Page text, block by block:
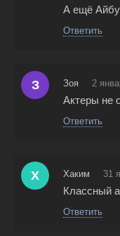
А ещё
Ответить
З Зоя 2
Актеры не
Ответить
Х Хаким 31
Классный
Ответить